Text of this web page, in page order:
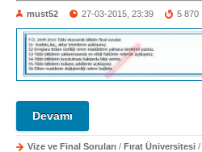
must52 27-03-2015, 23:39 5 870
Devamı
Vize ve Final Soruları / Fırat Üniversitesi /